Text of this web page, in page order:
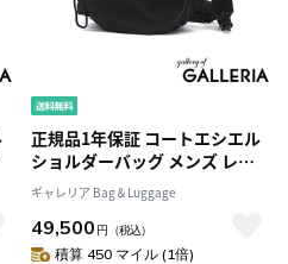
正規品1年保証 コートエシエル
ショルダーバッグ メンズ レデ
ィース Cote&Ciel 小さめ 斜め
がけ ブランド 軽量 大人 巾着 ナ
イロン ショルダー バッグ 13L
15L Uva Carbon 29197
ギャレリア Bag＆Luggage
49,500 円 （税込）
積算 450 マイル (1倍)